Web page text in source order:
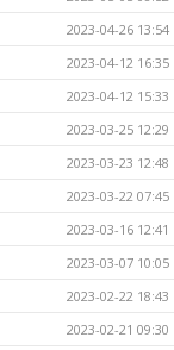
2023-04-26 13:54
2023-04-12 16:35
2023-04-12 15:33
2023-03-25 12:29
2023-03-23 12:48
2023-03-22 07:45
2023-03-16 12:41
2023-03-07 10:05
2023-02-22 18:43
2023-02-21 09:30